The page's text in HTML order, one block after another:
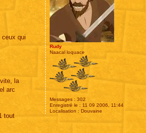
Rudy
Naacal loquace
Messages : 302
Enregistré le : 11 09 2006, 11:44
Localisation : Douvaine
qui
la
arc
tout